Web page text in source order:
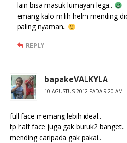
lain bisa masuk lumayan lega..
emang kalo milih helm mending
paling nyaman..
REPLY
bapakeVALKYLA
10 AGUSTUS 2012 PADA 9:20 AM
full face memang lebih ideal..
tp half face juga gak buruk2 banget..
mending daripada gak pakai..